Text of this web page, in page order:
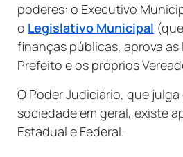
poderes: o Executivo
o Legislativo Municipal
finanças públicas, aprova as
Prefeito e os próprios
O Poder Judiciário, que
sociedade em geral, existe
Estadual e Federal.